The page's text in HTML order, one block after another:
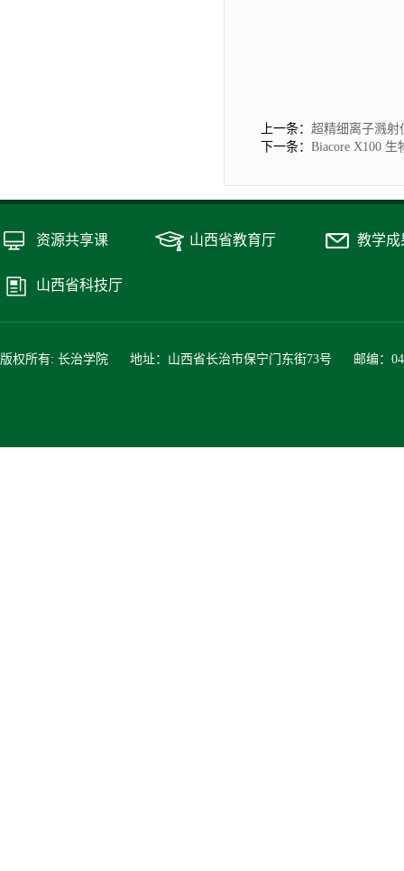
上一条： 超精细离子溅射
下一条： Biacore X100
资源共享课 山西省教育厅 教学成
山西省科技厅
版权所有: 长治学院 地址：山西省长治市保宁门东街73号 邮编